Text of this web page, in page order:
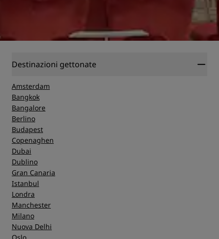
Destinazioni gettonate
Amsterdam
Bangkok
Bangalore
Berlino
Budapest
Copenaghen
Dubai
Dublino
Gran Canaria
Istanbul
Londra
Manchester
Milano
Nuova Delhi